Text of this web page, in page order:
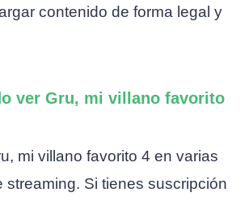
contenido de forma legal y
ver Gru, mi villano favorito
mi villano favorito 4 en varias
streaming. Si tienes suscripción